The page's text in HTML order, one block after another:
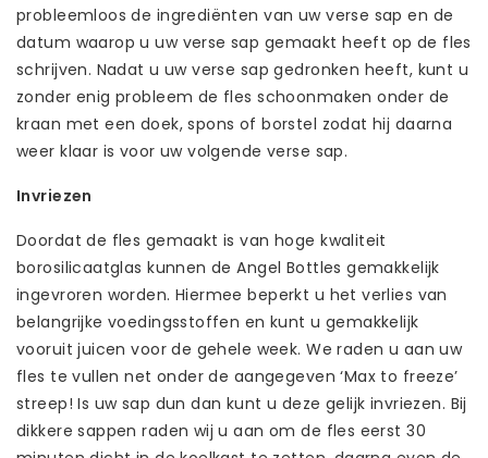
probleemloos de ingrediënten van uw verse sap en de
datum waarop u uw verse sap gemaakt heeft op de fles
schrijven. Nadat u uw verse sap gedronken heeft, kunt u
zonder enig probleem de fles schoonmaken onder de
kraan met een doek, spons of borstel zodat hij daarna
weer klaar is voor uw volgende verse sap.
Invriezen
Doordat de fles gemaakt is van hoge kwaliteit
borosilicaatglas kunnen de Angel Bottles gemakkelijk
ingevroren worden. Hiermee beperkt u het verlies van
belangrijke voedingsstoffen en kunt u gemakkelijk
vooruit juicen voor de gehele week. We raden u aan uw
fles te vullen net onder de aangegeven ‘Max to freeze’
streep! Is uw sap dun dan kunt u deze gelijk invriezen. Bij
dikkere sappen raden wij u aan om de fles eerst 30